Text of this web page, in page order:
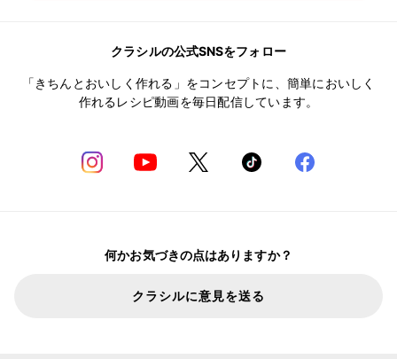
クラシルの公式SNSをフォロー
「きちんとおいしく作れる」をコンセプトに、簡単においしく
作れるレシピ動画を毎日配信しています。
何かお気づきの点はありますか？
クラシルに意見を送る